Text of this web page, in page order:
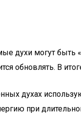
духи могут быть
обновлять. В
духах
при